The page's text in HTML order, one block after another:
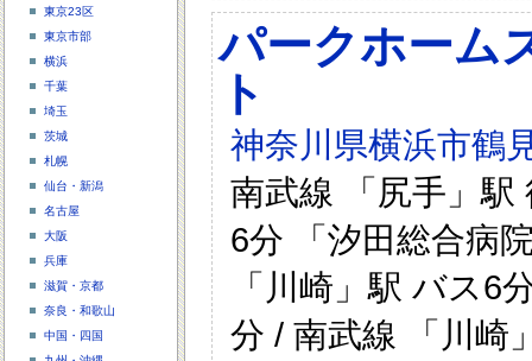
パークホーム
ト
神奈川県横浜市鶴
南武線 「尻手」駅
6分 「汐田総合病
「川崎」駅 バス6
分 / 南武線 「川崎
東京23区
東京市部
横浜
千葉
埼玉
茨城
札幌
仙台・新潟
名古屋
大阪
兵庫
滋賀・京都
奈良・和歌山
中国・四国